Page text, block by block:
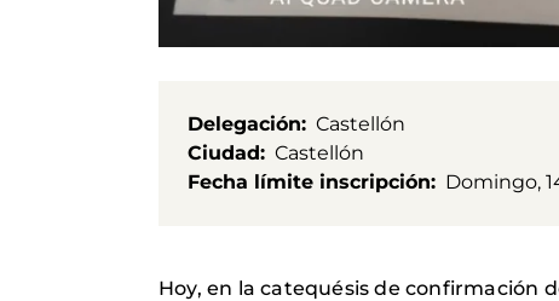
Delegación
Castellón
Ciudad
Castellón
Fecha límite inscripción
Domingo,
Hoy, en la catequésis de confirmación